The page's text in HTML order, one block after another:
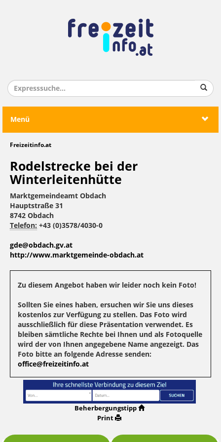
Menü
Freizeitinfo.at
Rodelstrecke bei der
Winterleitenhütte
Marktgemeindeamt Obdach
Hauptstraße 31
8742 Obdach
Telefon: +43 (0)3578/4030-0
gde@obdach.gv.at
http://www.marktgemeinde-obdach.at
Zu diesem Angebot haben wir leider noch kein Foto!
Sollten Sie eines haben, ersuchen wir Sie uns dieses
kostenlos zur Verfügung zu stellen. Das Foto wird
ausschließlich für diese Präsentation verwendet. Es
bleiben sämtliche Rechte bei Ihnen und als Fotoquelle
wird der von Ihnen angegebene Name angezeigt. Das
Foto bitte an folgende Adresse senden:
office@freizeitinfo.at
Beherbergungstipp
Print